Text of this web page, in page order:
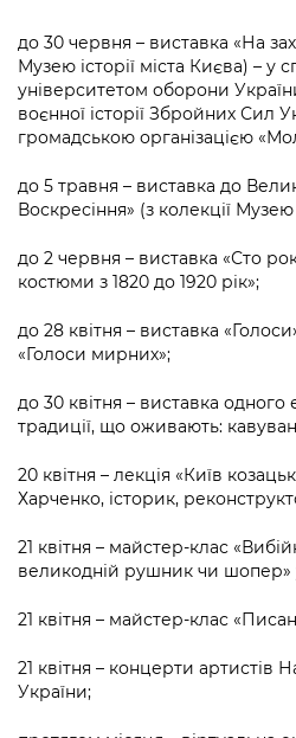
до 30 червня – виставка «На
Музею історії міста Києва) – у
університетом оборони
воєнної історії Збройних Сил
громадською організацією
до 5 травня – виставка до
Воскресіння» (з колекції Музею
до 2 червня – виставка «Сто
костюми з 1820 до 1920 рік»;
до 28 квітня – виставка
«Голоси мирних»;
до 30 квітня – виставка одного
традиції, що оживають:
20 квітня – лекція «Київ
Харченко, історик,
21 квітня – майстер-клас
великодній рушник чи шопер»
21 квітня – майстер-клас
21 квітня – концерти артистів
України;